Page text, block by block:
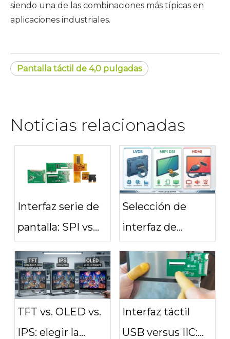
siendo una de las combinaciones más típicas en
aplicaciones industriales.
Pantalla táctil de 4,0 pulgadas
Noticias relacionadas
Interfaz serie de
pantalla: SPI vs
eDP
Selección de
interfaz de
pantalla: LVDS
MIPI DSI o HDMI
TFT vs. OLED vs.
IPS: elegir la
Interfaz táctil
USB versus IIC: